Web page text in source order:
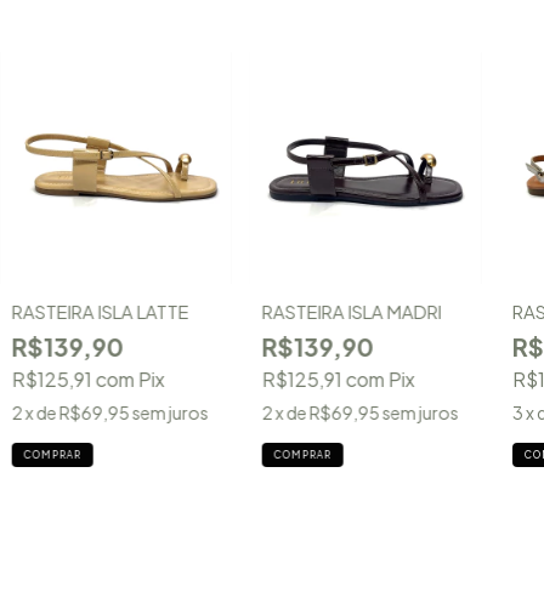
RASTEIRA ISLA LATTE
R$139,90
R$125,91 com Pix
2x deR$69,95sem juros
COMPRAR
RASTEIRA ISLA MADRI
R$139,90
R$125,91 com Pix
2x deR$69,95sem juros
COMPRAR
3x